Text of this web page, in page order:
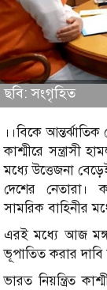
ছবি: সংগৃহিত
।।বিকে আন্তর্ঝাতিক
কাশ্মীরে সন্ত্রাসী
মধ্যে উত্তেজনা
দেশের নেতারা।
সামরিক বাহিনীর
এরই মধ্যে আজ
ভূপাতিত করার দাবি
ভারত নিয়ন্ত্রিত